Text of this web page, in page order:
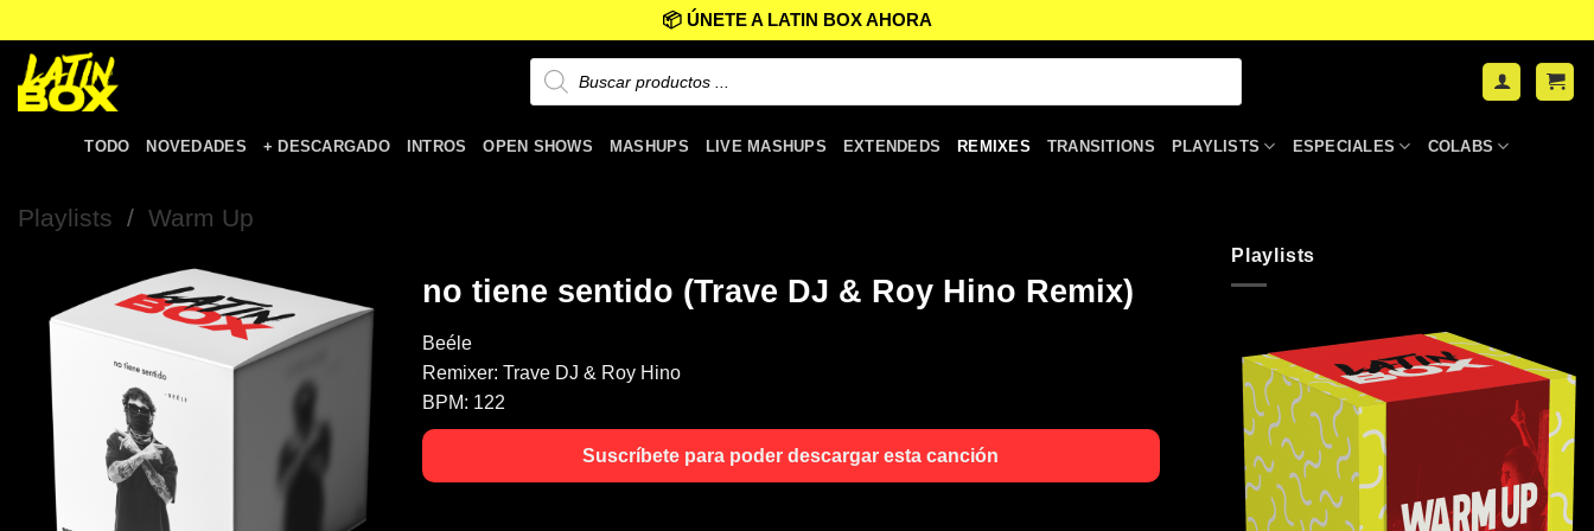
📦 ÚNETE A LATIN BOX AHORA
TODO NOVEDADES + DESCARGADO INTROS OPEN SHOWS MASHUPS LIVE MASHUPS EXTENDEDS REMIXES TRANSITIONS PLAYLISTS ESPECIALES COLABS
Playlists / Warm Up
Playlists
no tiene sentido (Trave DJ & Roy Hino Remix)
Beéle
Remixer: Trave DJ & Roy Hino
BPM: 122
Suscríbete para poder descargar esta canción